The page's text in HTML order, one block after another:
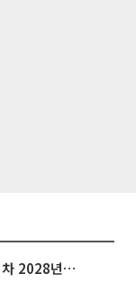
종부세 개편에도…1·3주택 종부세 격차 2028년부터 확대